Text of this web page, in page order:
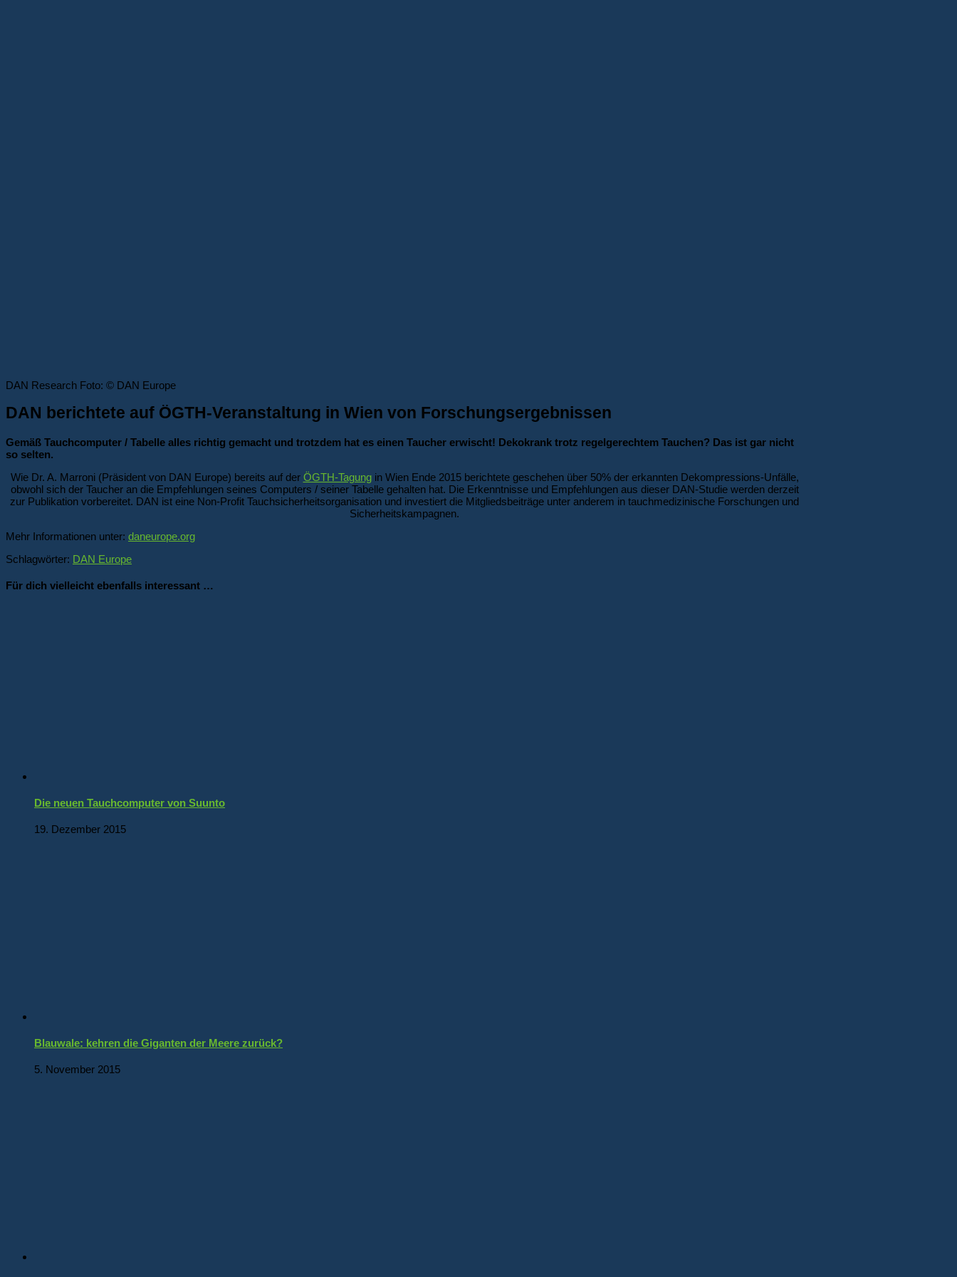
DAN Research Foto: © DAN Europe
DAN berichtete auf ÖGTH-Veranstaltung in Wien von Forschungsergebnissen
Gemäß Tauchcomputer / Tabelle alles richtig gemacht und trotzdem hat es einen Taucher erwischt! Dekokrank trotz regelgerechtem Tauchen? Das ist gar nicht
so selten.
Wie Dr. A. Marroni (Präsident von DAN Europe) bereits auf der ÖGTH-Tagungin Wien Ende 2015 berichtete geschehen über 50% der erkannten Dekompressions-Unfälle,
obwohl sich der Taucher an die Empfehlungen seines Computers / seiner Tabelle gehalten hat. Die Erkenntnisse und Empfehlungen aus dieser DAN-Studie werden derzeit
zur Publikation vorbereitet. DAN ist eine Non-Profit Tauchsicherheitsorganisation und investiert die Mitgliedsbeiträge unter anderem in tauchmedizinische Forschungen und
Sicherheitskampagnen.
Mehr Informationen unter: daneurope.org
Schlagwörter: DAN Europe
Für dich vielleicht ebenfalls interessant …
Die neuen Tauchcomputer von Suunto
19. Dezember 2015
Blauwale: kehren die Giganten der Meere zurück?
5. November 2015